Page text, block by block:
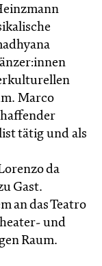
Marco
tätig und als
da
Gast.
an das Teatro
und
Raum.